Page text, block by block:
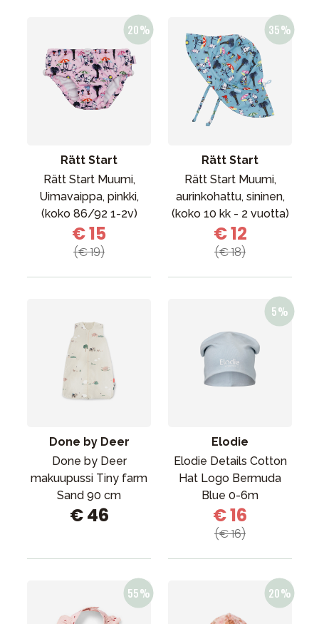
Rätt Start
Rätt Start Muumi,
Uimavaippa, pinkki,
(koko 86/92 1-2v)
€ 15
(€ 19)
Rätt Start
Rätt Start Muumi,
aurinkohattu, sininen,
(koko 10 kk - 2 vuotta)
€ 12
(€ 18)
Done by Deer
Done by Deer
makuupussi Tiny farm
Sand 90 cm
€ 46
Elodie
Elodie Details Cotton
Hat Logo Bermuda
Blue 0-6m
€ 16
(€ 16)